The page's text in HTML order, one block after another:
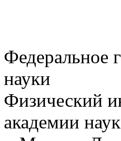
Федеральное
науки
Физический
академии